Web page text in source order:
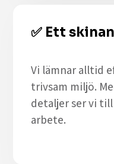
✅ Ett
Vi lämnar alltid
trivsam miljö.
detaljer ser vi
arbete.